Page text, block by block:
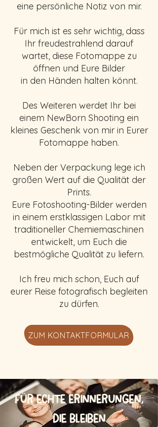
eine persönliche Notiz von mir.
Für mich ist es sehr wichtig, dass
Ihr freudestrahlend darauf
wartet, diese Fotomappe zu
öffnen und Eure Bilder
in den Händen halten könnt.
Des Weiteren werdet Ihr bei
einem NewBorn Shooting ein
kleines Geschenk von mir in Eurer
Fotomappe haben.
Neben der Verpackung lege ich
großen Wert auf die Qualität der
Prints.
Eure Fotoshooting-Bilder werden
in einem erstklassigen Labor mit
traditioneller Chemiemaschinen
entwickelt, um Euch die
bestmögliche Qualität zu liefern.
Ich freu mich schon, Euch auf
eurer Reise fotografisch begleiten
zu dürfen.
ZUM KONTAKTFORMULAR
FÜR ECHTE ERINNERUNGEN,
DIE BLEIBEN